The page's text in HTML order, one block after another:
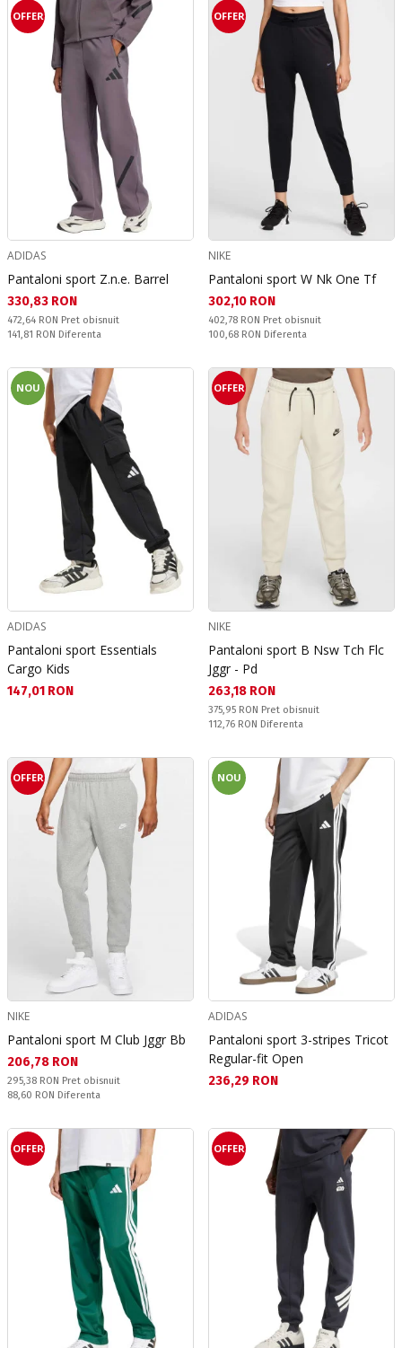
OFFER
ADIDAS
Pantaloni sport Z.n.e. Barrel
Текуща цена:
330,83 RON
Pret obisnuit:
472,64 RON Pret obisnuit
Спестявате:
141,81 RON Diferenta
OFFER
NIKE
Pantaloni sport W Nk One Tf
Текуща цена:
302,10 RON
Pret obisnuit:
402,78 RON Pret obisnuit
Спестявате:
100,68 RON Diferenta
NOU
ADIDAS
Pantaloni sport Essentials
Cargo Kids
Текуща цена:
147,01 RON
OFFER
NIKE
Pantaloni sport B Nsw Tch Flc
Jggr - Pd
Текуща цена:
263,18 RON
Pret obisnuit:
375,95 RON Pret obisnuit
Спестявате:
112,76 RON Diferenta
OFFER
NIKE
Pantaloni sport M Club Jggr Bb
Текуща цена:
206,78 RON
Pret obisnuit:
295,38 RON Pret obisnuit
Спестявате:
88,60 RON Diferenta
NOU
ADIDAS
Pantaloni sport 3-stripes Tricot
Regular-fit Open
Текуща цена:
236,29 RON
OFFER OFFER